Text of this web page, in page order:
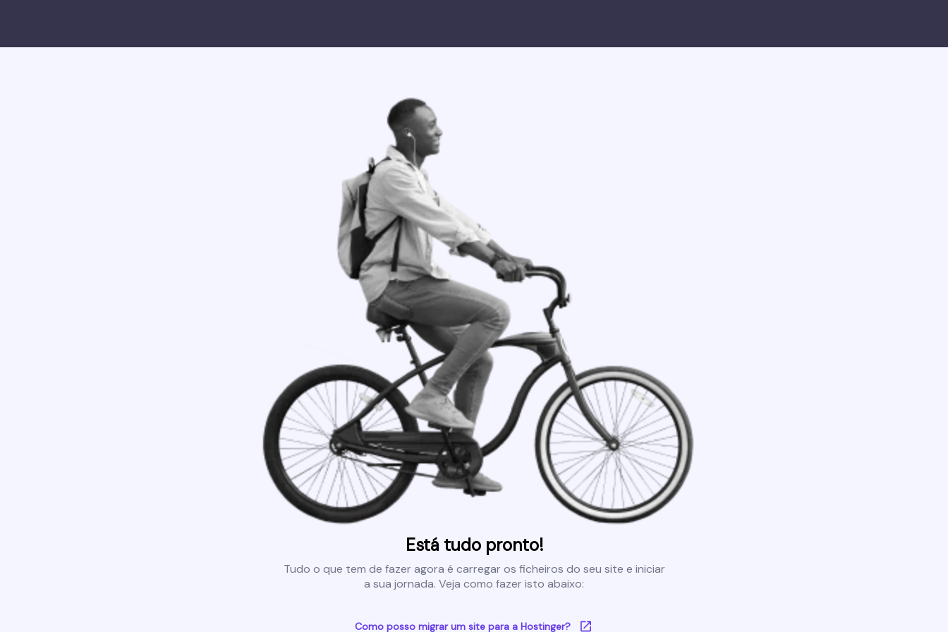
Está tudo pronto!
Tudo o que tem de fazer agora é carregar os ficheiros do seu site e iniciar
a sua jornada. Veja como fazer isto abaixo:
Como posso migrar um site para a Hostinger?